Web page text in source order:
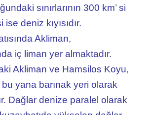
sınırlarının 300 km’ si
ise deniz kıyısıdır.
Akliman,
iç liman yer almaktadır.
Akliman ve Hamsilos Koyu,
yana barınak yeri olarak
Dağlar denize paralel olarak